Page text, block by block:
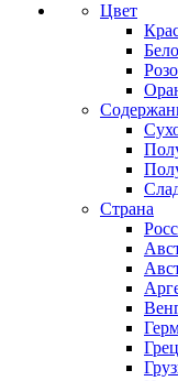
Цвет
Страна